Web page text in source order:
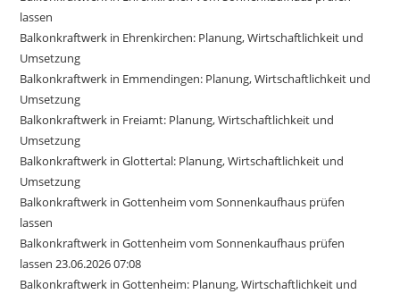
lassen
Balkonkraftwerk in Ehrenkirchen: Planung, Wirtschaftlichkeit und
Umsetzung
Balkonkraftwerk in Emmendingen: Planung, Wirtschaftlichkeit und
Umsetzung
Balkonkraftwerk in Freiamt: Planung, Wirtschaftlichkeit und
Umsetzung
Balkonkraftwerk in Glottertal: Planung, Wirtschaftlichkeit und
Umsetzung
Balkonkraftwerk in Gottenheim vom Sonnenkaufhaus prüfen
lassen
Balkonkraftwerk in Gottenheim vom Sonnenkaufhaus prüfen
lassen 23.06.2026 07:08
Balkonkraftwerk in Gottenheim: Planung, Wirtschaftlichkeit und